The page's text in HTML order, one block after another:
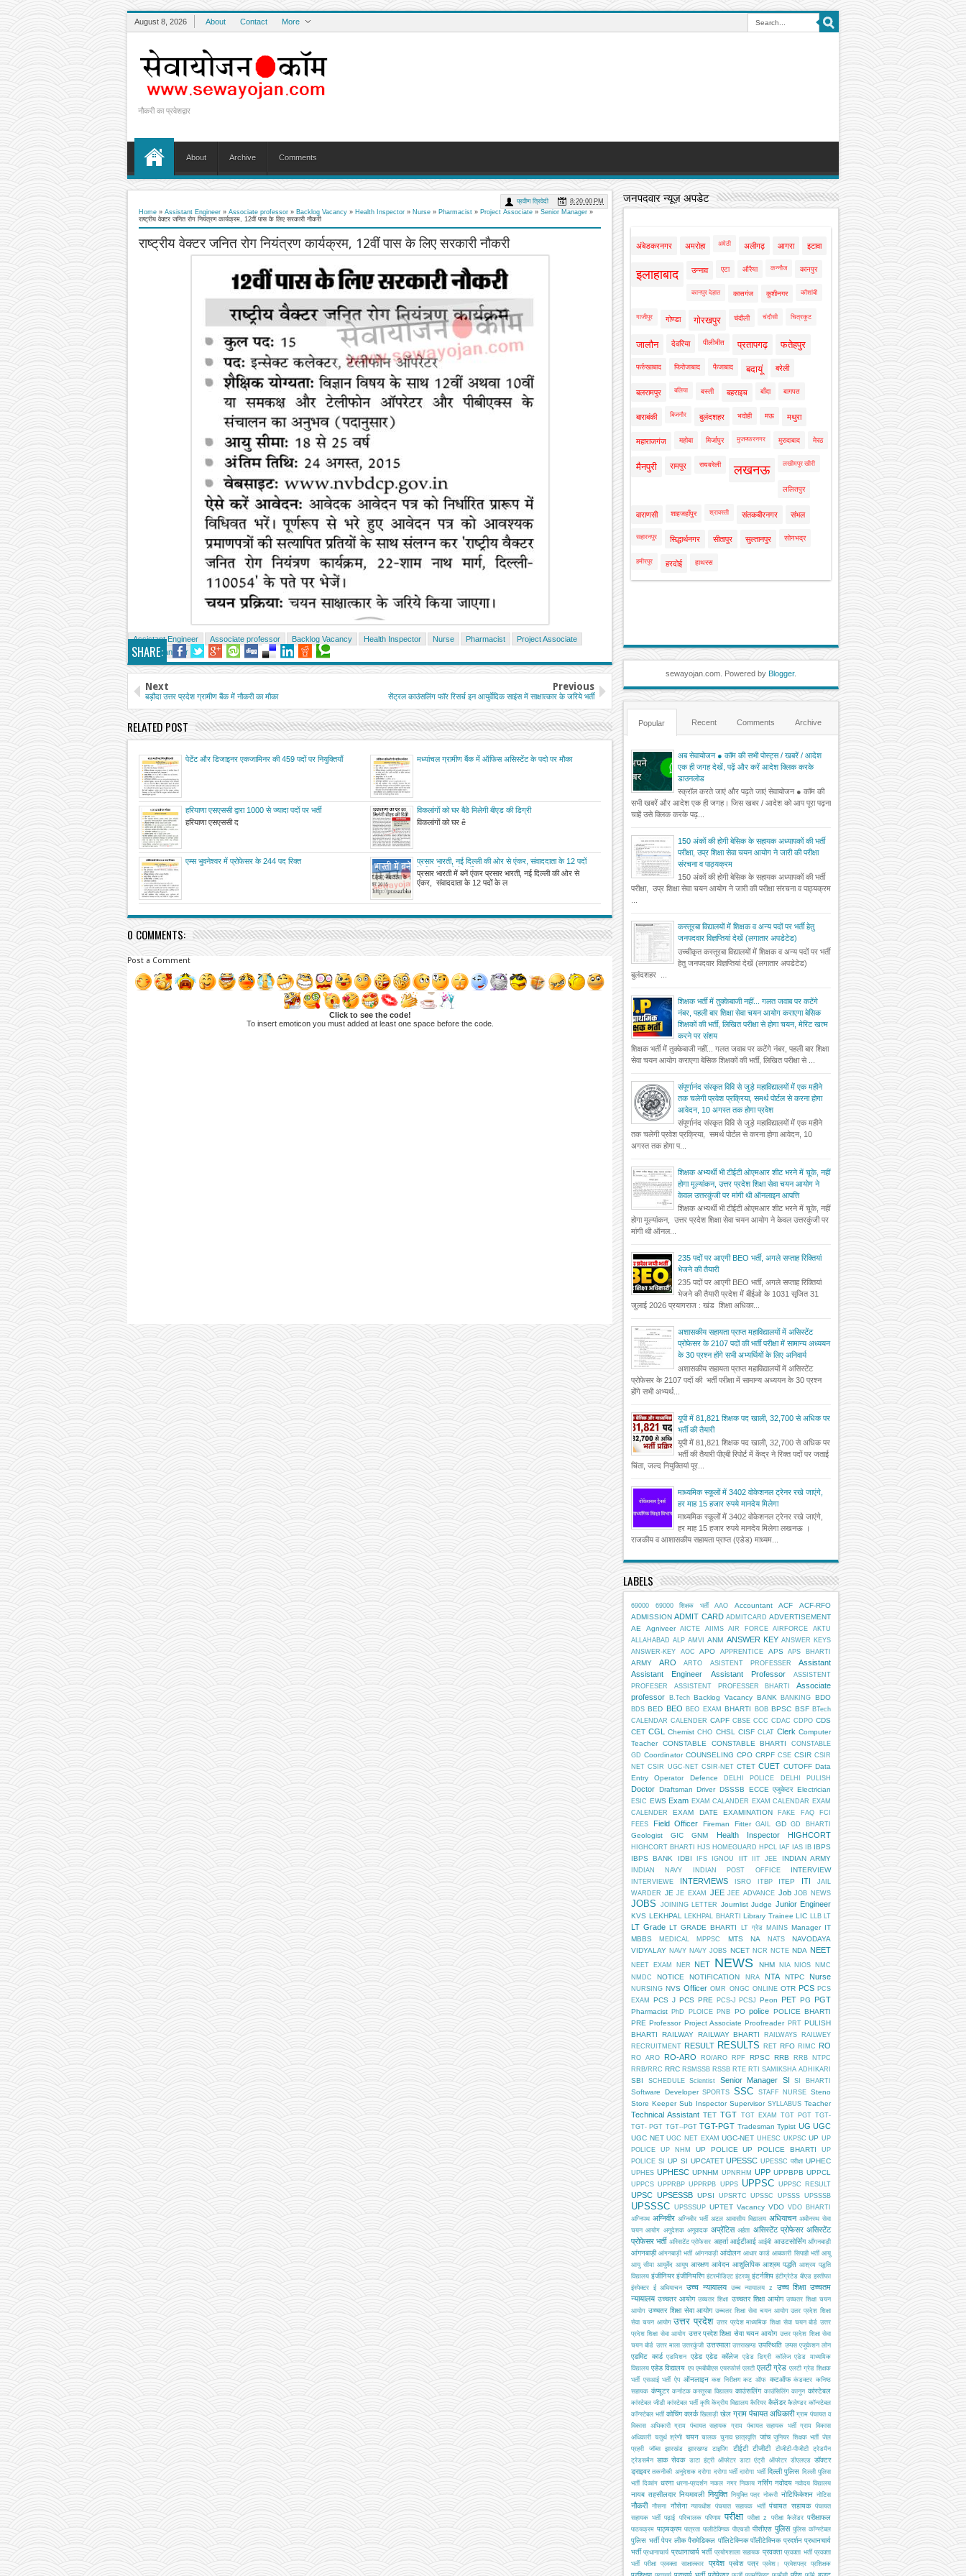
August 8, 2026 About Contact More
नौकरी का प्रवेशद्वार
About Archive Comments
Home » Assistant Engineer » Associate professor » Backlog Vacancy » Health Inspector » Nurse » Pharmacist » Project Associate » Senior Manager »
राष्ट्रीय वेक्टर जनित रोग नियंत्रण कार्यक्रम, 12वीं पास के लिए सरकारी नौकरी
राष्ट्रीय वेक्टर जनित रोग नियंत्रण कार्यक्रम, 12वीं पास के लिए सरकारी नौकरी
प्रवीण त्रिवेदी 8:20:00 PM
Assistant Engineer Associate professor Backlog Vacancy Health Inspector Nurse Pharmacist
Project Associate
Senior Manager
SHARE:
Next
बड़ौदा उत्तर प्रदेश ग्रामीण बैंक में नौकरी का मौका
Previous
सेंट्रल काउंसलिंग फॉर रिसर्च इन आयुर्वेदिक साइंस में साक्षात्कार के जरिये भर्ती
RELATED POST
पेटेंट और डिजाइनर एकजामिनर की 459 पदों पर नियुक्तियाँ मध्यांचल ग्रामीण बैंक में ऑफिस असिस्टेंट के पदो पर मौका
हरियाणा एसएससी द्वारा 1000 से ज्यादा पदों पर भर्ती
हरियाणा एसएससी द
विकलांगों को घर बैठे मिलेगी बीएड की डिग्री
विकलांगों को घर ê
एम्स भुवनेश्वर में प्रोफेसर के 244 पद रिक्त
प्रसार भारती, नई दिल्ली की ओर से एंकर, संवाददाता के 12 पदों
के लिए निकली है भर्ती
प्रसार भारती में बनें एंकर प्रसार भारती, नई दिल्ली की ओर से
एंकर, संवाददाता के 12 पदों के ल
0 COMMENTS:
Post a Comment
Click to see the code!
To insert emoticon you must added at least one space before the code.
जनपदवार न्यूज़ अपडेट
अंबेडकरनगर अमरोहा अमेठी अलीगढ़ आगरा इटावा
इलाहाबाद उन्नाव एटा औरैया कन्नौज कानपुर
कानपुर देहात कासगंज कुशीनगर कौशांबी
गाजीपुर गोण्डा गोरखपुर चंदौली चंदौसी चित्रकूट
जालौन देवरिया पीलीभीत प्रतापगढ़ फतेहपुर
फर्रुखाबाद फिरोजाबाद फैजाबाद बदायूं बरेली
बलरामपुर बलिया बस्ती बहराइच बाँदा बागपत
बाराबंकी बिजनौर बुलंदशहर भदोही मऊ मथुरा
महाराजगंज महोबा मिर्जापुर मुजफ्फरनगर मुरादाबाद मेरठ
मैनपुरी रामपुर रायबरेली लखनऊ लखीमपुर खीरी
ललितपुर
वाराणसी शाहजहाँपुर श्रावस्ती संतकबीरनगर संभल
सहारनपुर सिद्धार्थनगर सीतापुर सुल्तानपुर सोनभद्र
हमीरपुर हरदोई हाथरस
sewayojan.com. Powered by Blogger.
Popular Recent Comments Archive
अब सेवायोजन ● कॉम की सभी पोस्ट्स / खबरें / आदेश
एक ही जगह देखें, पढ़ें और करें आदेश क्लिक करके
डाउनलोड
स्क्रॉल करते जाएं और पढ़ते जाएं सेवायोजन ● कॉम की
सभी खबरें और आदेश एक ही जगह। जिस खबर / आदेश को आप पूरा पढ़ना
चाहें उसे क्लिक करके पढ़...
150 अंकों की होगी बेसिक के सहायक अध्यापकों की भर्ती
परीक्षा, उप्र शिक्षा सेवा चयन आयोग ने जारी की परीक्षा
संरचना व पाठ्यक्रम
150 अंकों की होगी बेसिक के सहायक अध्यापकों की भर्ती
परीक्षा, उप्र शिक्षा सेवा चयन आयोग ने जारी की परीक्षा संरचना व पाठ्यक्रम
कस्तूरबा विद्यालयों में शिक्षक व अन्य पदों पर भर्ती हेतु
जनपदवार विज्ञप्तियां देखें (लगातार अपडेटेड)
उच्चीकृत कस्तूरबा विद्यालयों में शिक्षक व अन्य पदों पर भर्ती
हेतु जनपदवार विज्ञप्तियां देखें (लगातार अपडेटेड)
बुलंदशहर ...
शिक्षक भर्ती में तुक्केबाजी नहीं... गलत जवाब पर कटेंगे
नंबर, पहली बार शिक्षा सेवा चयन आयोग कराएगा बेसिक
शिक्षकों की भर्ती, लिखित परीक्षा से होगा चयन, मेरिट खत्म
करने पर संशय
शिक्षक भर्ती में तुक्केबाजी नहीं... गलत जवाब पर कटेंगे नंबर, पहली बार शिक्षा
सेवा चयन आयोग कराएगा बेसिक शिक्षकों की भर्ती, लिखित परीक्षा से ...
संपूर्णानंद संस्कृत विवि से जुड़े महाविद्यालयों में एक महीने
तक चलेगी प्रवेश प्रक्रिया, समर्थ पोर्टल से करना होगा
आवेदन, 10 अगस्त तक होगा प्रवेश
संपूर्णानंद संस्कृत विवि से जुड़े महाविद्यालयों में एक महीने
तक चलेगी प्रवेश प्रक्रिया, समर्थ पोर्टल से करना होगा आवेदन, 10
अगस्त तक होगा प...
शिक्षक अभ्यर्थी भी टीईटी ओएमआर शीट भरने में चूके, नहीं
होगा मूल्यांकन, उत्तर प्रदेश शिक्षा सेवा चयन आयोग ने
केवल उत्तरकुंजी पर मांगी थी ऑनलाइन आपत्ति
शिक्षक अभ्यर्थी भी टीईटी ओएमआर शीट भरने में चूके, नहीं
होगा मूल्यांकन, उत्तर प्रदेश शिक्षा सेवा चयन आयोग ने केवल उत्तरकुंजी पर
मांगी थी ऑनल...
235 पदों पर आएगी BEO भर्ती, अगले सप्ताह रिक्तियां
भेजने की तैयारी
235 पदों पर आएगी BEO भर्ती, अगले सप्ताह रिक्तियां
भेजने की तैयारी प्रदेश में बीईओ के 1031 सृजित 31
जुलाई 2026 प्रयागराज : खंड शिक्षा अधिका...
अशासकीय सहायता प्राप्त महाविद्यालयों में असिस्टेंट
प्रोफेसर के 2107 पदों की भर्ती परीक्षा में सामान्य अध्ययन
के 30 प्रश्न होंगे सभी अभ्यर्थियों के लिए अनिवार्य
अशासकीय सहायता प्राप्त महाविद्यालयों में असिस्टेंट
प्रोफेसर के 2107 पदों की भर्ती परीक्षा में सामान्य अध्ययन के 30 प्रश्न
होंगे सभी अभ्यर्थ...
यूपी में 81,821 शिक्षक पद खाली, 32,700 से अधिक पर
भर्ती की तैयारी
यूपी में 81,821 शिक्षक पद खाली, 32,700 से अधिक पर
भर्ती की तैयारी पीएबी रिपोर्ट में केंद्र ने रिक्त पदों पर जताई
चिंता, जल्द नियुक्तियां पूर...
माध्यमिक स्कूलों में 3402 वोकेशनल ट्रेनर रखे जाएंगे,
हर माह 15 हजार रुपये मानदेय मिलेगा
माध्यमिक स्कूलों में 3402 वोकेशनल ट्रेनर रखे जाएंगे,
हर माह 15 हजार रुपये मानदेय मिलेगा लखनऊ ।
राजकीय व आशासकीय सहायता प्राप्त (एडेड) माध्यम...
LABELS
69000 69000 शिक्षक भर्ती AAO Accountant ACF
ACF-RFO
ADMISSION ADMIT CARD ADMITCARD ADVERTISEMENT
AE
Agniveer AICTE AIIMS AIR FORCE AIRFORCE
AKTU
ALLAHABAD ALP AMVI ANM ANSWER KEY ANSWER KEYS
ANSWER-KEY
AOC APO APPRENTICE APS APS BHARTI
ARMY ARO ARTO ASISTENT PROFESSER
Assistant
Assistant Engineer
Assistant Professor
ASSISTENT
PROFESER
ASSISTENT PROFESSER BHARTI
Associate
professor
B.Tech Backlog Vacancy BANK BANKING BDO
BDS BED BEO BEO EXAM BHARTI BOB BPSC BSF BTech
CALENDAR CALENDER CAPF CBSE CCC CDAC CDPO CDS
CET CGL Chemist CHO CHSL CISF CLAT Clerk Computer
Teacher
CONSTABLE CONSTABLE BHARTI
CONSTABLE
GD Coordinator COUNSELING CPO CRPF CSE CSIR CSIR
NET CSIR UGC-NET CSIR-NET CTET CUET CUTOFF Data
Entry Operator
Defence DELHI POLICE DELHI PULISH
Doctor Draftsman Driver DSSSB ECCE एजुकेटर Electrician
ESIC EWS Exam EXAM CALANDER EXAM CALENDAR EXAM
CALENDER
EXAM DATE EXAMINATION FAKE FAQ
FCI
FEES
Field Officer Fireman Fitter GAIL GD GD BHARTI
Geologist GIC GNM Health Inspector HIGHCORT
HIGHCORT BHARTI HJS HOMEGUARD HPCL IAF IAS IB IBPS
IBPS BANK
IDBI IFS IGNOU IIT IIT JEE INDIAN ARMY
INDIAN NAVY INDIAN POST OFFICE INTERVIEW
INTERVIEWE INTERVIEWS ISRO ITBP ITEP ITI
JAIL
WARDER JE JE EXAM JEE JEE ADVANCE Job JOB NEWS
JOBS JOINING LETTER Journlist Judge Junior Engineer
KVS LEKHPAL LEKHPAL BHARTI Library Trainee LIC LLB LT
LT Grade LT GRADE BHARTI LT ग्रेड MAINS Manager IT
MBBS
MEDICAL MPPSC MTS NA NATS
NAVODAYA
VIDYALAY NAVY NAVY JOBS NCET NCR NCTE NDA NEET
NEET EXAM NER NET NEWS NHM NIA NIOS
NMC
NMDC
NOTICE NOTIFICATION NRA NTA NTPC Nurse
NURSING NVS Officer OMR ONGC ONLINE OTR PCS PCS
EXAM
PCS J PCS PRE PCS-J PCSJ Peon PET PG PGT
Pharmacist PhD PLOICE PNB PO police POLICE BHARTI
PRE Professor Project Associate Proofreader PRT PULISH
BHARTI
RAILWAY RAILWAY BHARTI RAILWAYS
RAILWEY
RECRUITMENT RESULT RESULTS RET RFO RIMC RO
RO ARO RO-ARO RO/ARO RPF RPSC RRB
RRB NTPC
RRB/RRC RRC RSMSSB RSSB RTE RTI SAMIKSHA ADHIKARI
SBI SCHEDULE Scientist Senior Manager SI SI BHARTI
Software Developer SPORTS SSC STAFF NURSE
Steno
Store Keeper Sub Inspector Supervisor SYLLABUS Teacher
Technical Assistant TET TGT TGT EXAM TGT PGT TGT-
TGT- PGT TGT--PGT TGT-PGT Tradesman Typist UG UGC
UGC NET UGC NET EXAM UGC-NET UHESC UKPSC UP UP
POLICE
UP NHM UP POLICE UP POLICE BHARTI
UP
POLICE SI
UP SI UPCATET UPESSC UPESSC परीक्षा UPHEC
UPHES UPHESC UPNHM UPNRHM UPP UPPBPB UPPCL
UPPCS UPPRBP UPPRPB UPPS UPPSC UPPSC RESULT
UPSC UPSESSB UPSI UPSRTC UPSSC UPSSS UPSSSB
UPSSSC UPSSSUP UPTET Vacancy VDO VDO BHARTI
अग्निपथ अग्निवीर अग्निवीर भर्ती अटल आवासीय विद्यालय अधियाचन अधीनस्थ सेवा
चयन आयोग अनुदेशक अनुवादक अप्रेंटिस अर्हता असिस्टेंट प्रोफेसर असिस्टेंट
प्रोफेसर भर्ती अस्सिटेंट प्रोफेसर अहर्ता आईटीआई आईबी आउटसोर्सिंग आँगनबाड़ी
आंगनबाड़ी आंगनबाड़ी भर्ती आंगनवाड़ी आंदोलन आधार कार्ड आबकारी सिपाही भर्ती आयु
आयु सीमा आयुर्वेद आयुष आरक्षण आवेदन आशुलिपिक आश्रम पद्धति आश्रम पद्धति
विद्यालय इंजीनियर इंजीनियरिंग इंटरमीडिएट इंटरव्यू इंटर्नशिप इंटीग्रेटेड बीएड इस्तीफा
इंस्पेक्टर ई अधियाचन उच्च न्यायालय उच्च न्यायालय z उच्च शिक्षा उच्चतम
न्यायालय उच्चतर आयोग उच्चतर शिक्षा उच्चतर शिक्षा आयोग उच्चतर शिक्षा चयन
आयोग उच्चतर शिक्षा सेवा आयोग उच्चतर शिक्षा सेवा चयन आयोग उतर प्रदेश शिक्षा
सेवा चयन आयोग उत्तर प्रदेश उत्तर प्रदेश माध्यमिक शिक्षा सेवा चयन बोर्ड उत्तर
प्रदेश शिक्षा सेवा आयोग उत्तर प्रदेश शिक्षा सेवा चयन आयोग उत्तर प्रदेश शिक्षा सेवा
चयन बोर्ड उत्तर माला उत्तरकुंजी उत्तरमाला उत्तराखण्ड उपस्थिति उप्पस एजूकेशन लोन
एडमिट कार्ड एडमिशन एडेड एडेड कॉलेज एडेड डिग्री कॉलेज एडेड माध्यमिक
विद्यालय एडेड विद्यालय एप एमबीबीएस एयरफोर्स एलटी एलटी ग्रेड एलटी ग्रेड शिक्षक
भर्ती एसआई भर्ती ऐप ऑनलाइन कक्ष निरीक्षण कट ऑफ कटऑफ कंडक्टर कनिष्ठ
सहायक कंप्यूटर कर्नाटक कस्तूरबा विद्यालय काउंसलिंग काउंसिलिंग कानून कांस्टेबल
कांस्टेबल जीडी कांस्टेबल भर्ती कृषि केंद्रीय विद्यालय कैरियर कैलेंडर कैलेण्डर कॉन्स्टेबल
कॉन्स्टेबल भर्ती कोचिंग क्लर्क खिलाड़ी खेल ग्राम पंचायत अधिकारी ग्राम पंचायत व
विकास अधिकारी ग्राम पंचायत सहायक ग्राम पंचायत सहायक भर्ती ग्राम विकास
अधिकारी चतुर्थ श्रेणी चयन चालक चुनाव छात्रवृत्ति जांच जूनियर शिक्षक भर्ती जेल
प्रहरी
जॉब्स झारखंड झारखण्ड टाइपिंग टीईटी टीजीटी टीजीटी-पीजीटी
ट्रेडमैन
ट्रेडसमैन डाक सेवक डाटा इंट्री ऑपरेटर डाटा एंट्री ऑपरेटर डीएलएड डॉक्टर
ड्राइवर तकनीकी अनुदेशक दरोगा दरोगा भर्ती दारोगा भर्ती दिल्ली पुलिस दिल्ली पुलिस
भर्ती दिव्यांग धरना धरना-प्रदर्शन नकल नगर निकाय नर्सिंग नवोदय नवोदय विद्यालय
नायब तहसीलदार नियमावली नियुक्ति नियुक्ति पत्र नोकरी नोटिफिकेशन नोटिस
नौकरी नौसना नौसेना न्यायधीश पंचयात सहायक भर्ती पंचायत सहायक पंचायत
सहायक भर्ती पढ़ाई परिचालक परिणाम परीक्षा परीक्षा z परीक्षा कैलेंडर परीक्षाफल
पाठयक्रम पाठ्यक्रम पात्रता पालीटेक्निक पीएचडी पीसीएस पुलिस पुलिस कॉन्स्टेबल
पुलिस भर्ती पेपर लीक पैरामेडिकल पॉलिटेक्निक पॉलीटेक्निक प्रदर्शन प्रधानचार्य
भर्ती प्रधानाचार्य प्रधानाचार्य भर्ती प्रयोगशाला सहायक प्रवक्ता प्रवक्ता भर्ती प्रवक्ता
भर्ती परीक्षा
प्रवक्ता साक्षात्कार प्रवेश प्रवेश पत्र प्रवेश। प्रवेशपत्र प्रशिक्षक